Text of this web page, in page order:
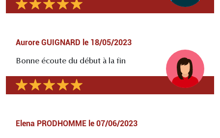
Aurore GUIGNARD le 18/05/2023
Bonne écoute du début à la fin
Elena PRODHOMME le 07/06/2023